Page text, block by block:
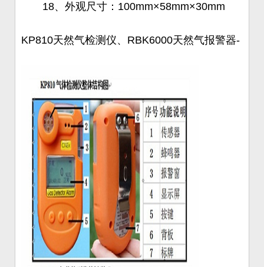
18、外观尺寸：100mm×58mm×30mm
KP810天然气检测仪、RBK6000天然气报警器-